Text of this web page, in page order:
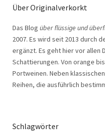
Über Originalverkorkt
Das Blog über flüssige und
2007. Es wird seit 2013 durch
ergänzt. Es geht hier vor allen
Schattierungen. Von orange
Portweinen. Neben
Reihen, die ausführlich
Schlagwörter